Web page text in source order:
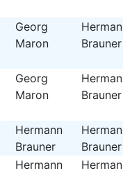
Georg
Maron
Brauner
Georg
Maron
Brauner
Hermann
Brauner
Brauner
Hermann